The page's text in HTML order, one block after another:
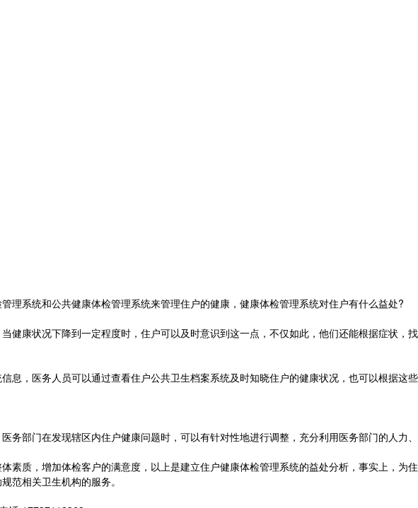
系统和公共健康体检管理系统来管理住户的健康，健康体检管理系统对住户有什么益处?
康状况下降到一定程度时，住户可以及时意识到这一点，不仅如此，他们还能根据症状，找
，医务人员可以通过查看住户公共卫生档案系统及时知晓住户的健康状况，也可以根据这些
部门在发现辖区内住户健康问题时，可以有针对性地进行调整，充分利用医务部门的人力、
质，增加体检客户的满意度，以上是建立住户健康体检管理系统的益处分析，事实上，为住
范相关卫生机构的服务。